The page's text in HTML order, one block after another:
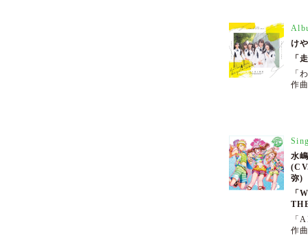
け
「
「
作
水
弥)
「
「
作